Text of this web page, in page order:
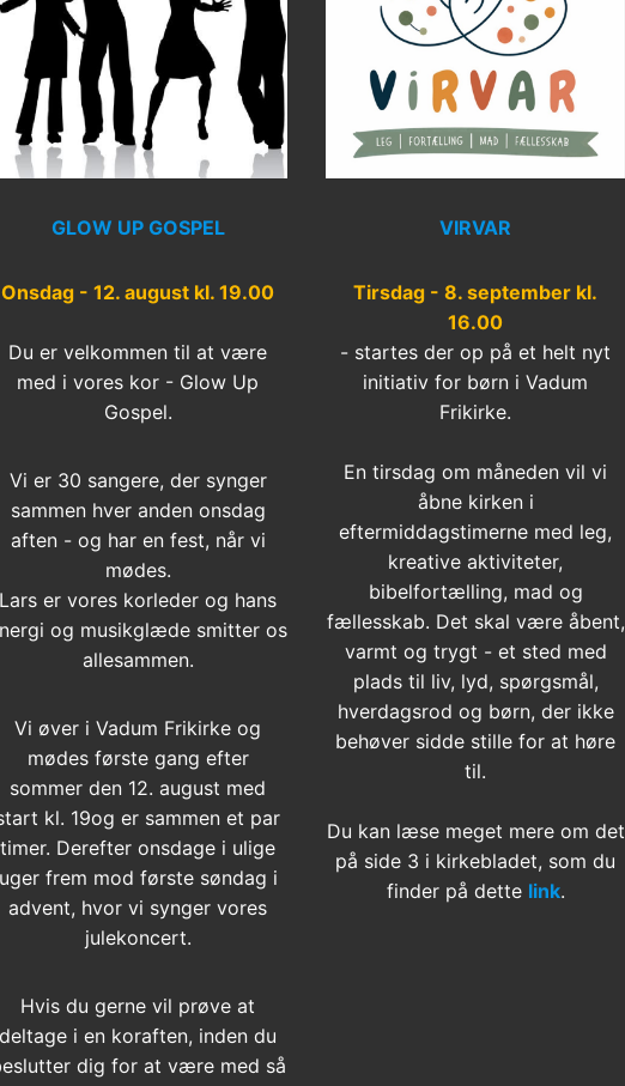
GLOW UP GOSPEL
Onsdag - 12. august kl. 19.00
Du er velkommen til at være
med i vores kor - Glow Up
Gospel.
Vi er 30 sangere, der synger
sammen hver anden onsdag
aften - og har en fest, når vi
mødes.
Lars er vores korleder og hans
og musikglæde smitter os
allesammen.
Vi øver i Vadum Frikirke og
mødes første gang efter
sommer den 12. august med
kl. 19og er sammen et par
timer. Derefter onsdage i ulige
uger frem mod første søndag i
advent, hvor vi synger vores
julekoncert.
Hvis du gerne vil prøve at
deltage i en koraften, inden du
dig for at være med så
VIRVAR
Tirsdag - 8. september kl.
16.00
- startes der op på et helt nyt
initiativ for børn i Vadum
Frikirke.
En tirsdag om måneden vil vi
åbne kirken i
eftermiddagstimerne med leg,
kreative aktiviteter,
bibelfortælling, mad og
fællesskab. Det skal være åbent,
varmt og trygt - et sted med
plads til liv, lyd, spørgsmål,
hverdagsrod og børn, der ikke
behøver sidde stille for at høre
til.
Du kan læse meget mere om det
på side 3 i kirkebladet, som du
finder på dette link.